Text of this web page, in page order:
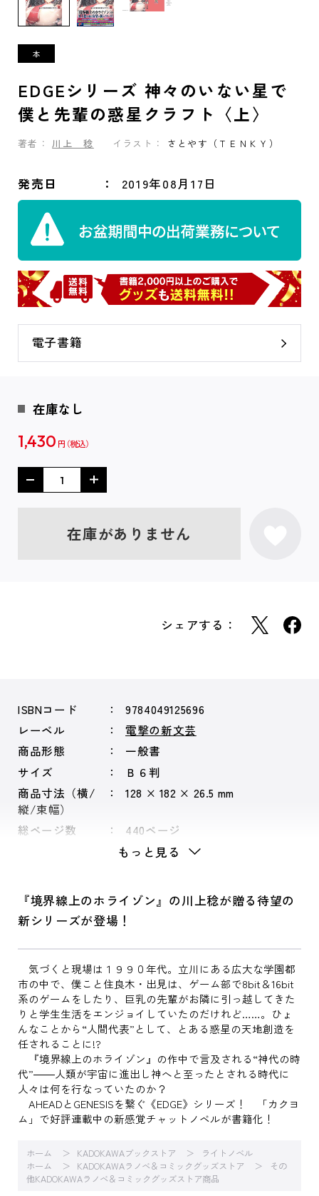
EDGEシリーズ 神々のいない星で
僕と先輩の惑星クラフト〈上〉
著者： 川上 稔 イラスト： さとやす（ＴＥＮＫＹ）
発売日 2019年08月17日
電子書籍
在庫なし
1,430 円
在庫がありません
シェアする：
ISBNコード
9784049125696
レーベル
電撃の新文芸
商品形態
一般書
サイズ
Ｂ６判
商品寸法（横/
縦/束幅）
128 × 182 × 26.5 mm
総ページ数 440ページ
もっと見る
『境界線上のホライゾン』の川上稔が贈る待望の
新シリーズが登場！
気づくと現場は１９９０年代。立川にある広大な学園都
市の中で、僕こと住良木・出見は、ゲーム部で8bit＆16bit
系のゲームをしたり、巨乳の先輩がお隣に引っ越してきた
りと学生生活をエンジョイしていたのだけれど……。ひょ
んなことから“人間代表”として、とある惑星の天地創造を
任されることに!?
『境界線上のホライゾン』の作中で言及される“神代の時
代”――人類が宇宙に進出し神へと至ったとされる時代に
人々は何を行なっていたのか？
AHEADとGENESISを繋ぐ《EDGE》シリーズ！ 「カクヨ
ム」で好評連載中の新感覚チャットノベルが書籍化！
ホーム KADOKAWAブックストア
ライトノベル
ホーム
KADOKAWAラノベ＆コミックグッズストア
その
他KADOKAWAラノベ＆コミックグッズストア商品